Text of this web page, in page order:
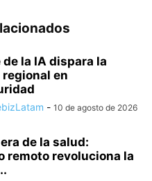
de la IA dispara la
en
- 10 de agosto de 2026
de la salud:
remoto revoluciona la